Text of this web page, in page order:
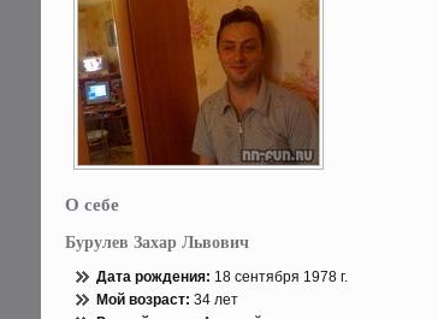
О себе
Бурулев Захар Львович
Дата рождения: 18 сентября 1978 г.
Мой возраст: 34 лет